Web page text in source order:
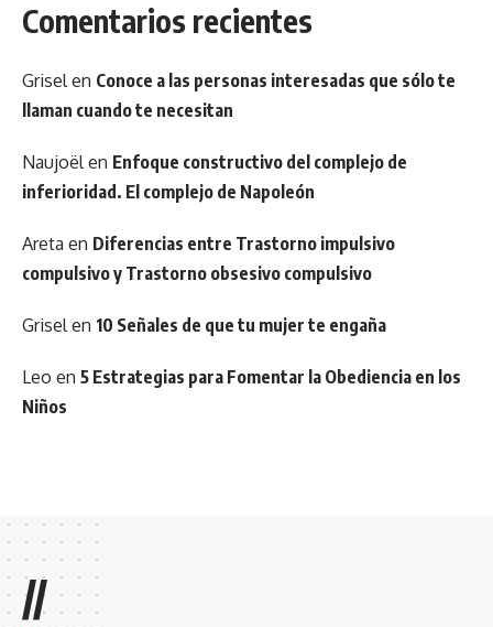
Comentarios recientes
Griselen Conoce a las personas interesadas que sólo te
llaman cuando te necesitan
Naujoëlen Enfoque constructivo del complejo de
inferioridad. El complejo de Napoleón
Areta en Diferencias entre Trastorno impulsivo
compulsivo y Trastorno obsesivo compulsivo
Griselen 10 Señales de que tu mujer te engaña
Leo en 5 Estrategias para Fomentar la Obediencia en los
Niños
//